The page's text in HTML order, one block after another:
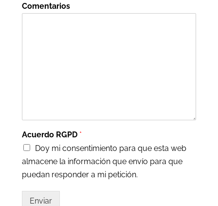
Comentarios
Acuerdo RGPD *
Doy mi consentimiento para que esta web
almacene la información que envío para que
puedan responder a mi petición.
Enviar